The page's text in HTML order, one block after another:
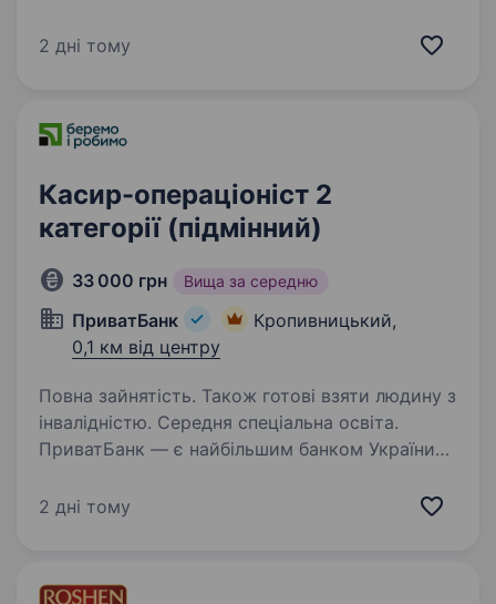
агенцій маркетингових комунікацій України,
2 дні тому
Касир-операціоніст 2
категорії (підмінний)
33 000 грн Вища за середню
ПриватБанк
Кропивницький,
0,1 км від центру
Повна зайнятість. Також готові взяти людину з
інвалідністю. Середня спеціальна освіта.
ПриватБанк — є найбільшим банком України
Займає лідуючі позиції за всіма фінансовими
2 дні тому